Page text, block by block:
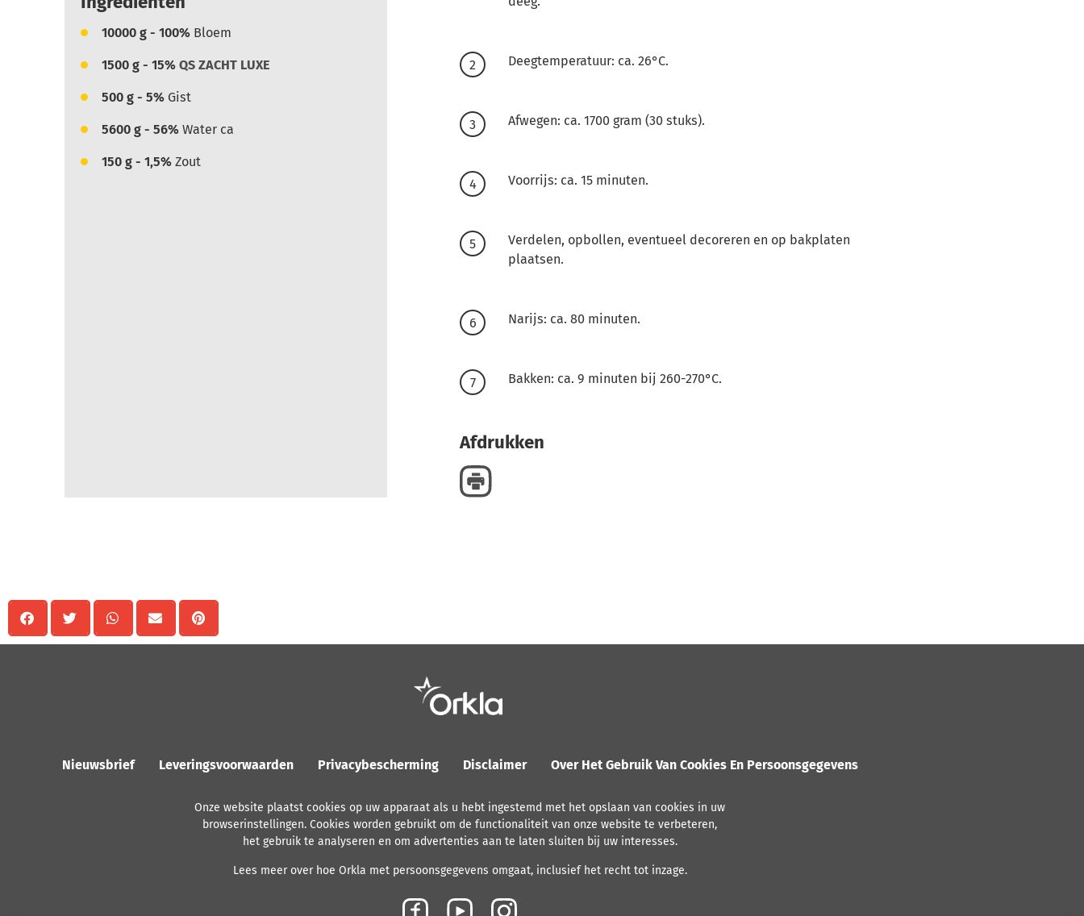
10000 g - 100% Bloem
1500 g - 15% QS ZACHT LUXE
500 g - 5% Gist
5600 g - 56% Water ca
150 g - 1,5% Zout
Deegtemperatuur: ca. 26°C.
Afwegen: ca. 1700 gram (30 stuks).
Voorrijs: ca. 15 minuten.
Verdelen, opbollen, eventueel decoreren en op bakplaten
plaatsen.
Narijs: ca. 80 minuten.
Bakken: ca. 9 minuten bij 260-270°C.
Afdrukken
Nieuwsbrief Leveringsvoorwaarden Privacybescherming Disclaimer Over Het Gebruik Van Cookies En Persoonsgegevens
Onze website plaatst cookies op uw apparaat als u hebt ingestemd met het opslaan van cookies in uw
browserinstellingen. Cookies worden gebruikt om de functionaliteit van onze website te verbeteren,
het gebruik te analyseren en om advertenties aan te laten sluiten bij uw interesses.
Lees meer over hoe Orkla met persoonsgegevens omgaat, inclusief het recht tot inzage.